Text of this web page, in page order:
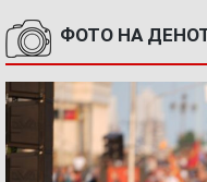
ФОТО НА